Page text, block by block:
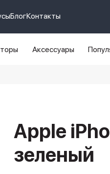
БлогКонтакты
Аксессуары
Apple
зеленый